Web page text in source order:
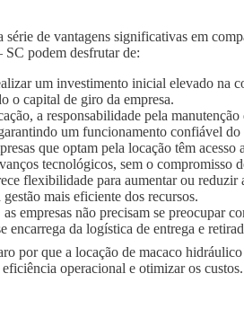
de vantagens significativas em
SC podem desfrutar de:
um investimento inicial elevado na
o capital de giro da empresa.
a responsabilidade pela
um funcionamento confiável
que optam pela locação têm
tecnológicos, sem o compromisso
flexibilidade para aumentar ou
mais eficiente dos recursos.
empresas não precisam se preocupar
encarrega da logística de entrega e
por que a locação de macaco
operacional e otimizar os custos.